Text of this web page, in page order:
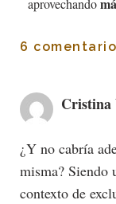
6
Cristina
¿Y no cabría
misma? Siendo
contexto de